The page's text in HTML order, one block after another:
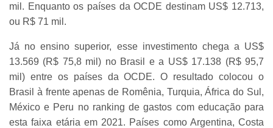
mil. Enquanto os países da OCDE destinam US$ 12.713,
ou R$ 71 mil.
Já no ensino superior, esse investimento chega a US$
13.569 (R$ 75,8 mil) no Brasil e a US$ 17.138 (R$ 95,7
mil) entre os países da OCDE. O resultado colocou o
Brasil à frente apenas de Romênia, Turquia, África do Sul,
México e Peru no ranking de gastos com educação para
esta faixa etária em 2021. Países como Argentina, Costa